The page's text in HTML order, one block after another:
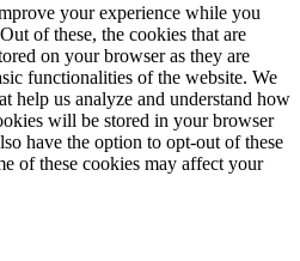
your experience while you
of these, the cookies that are
on your browser as they are
functionalities of the website. We
help us analyze and understand how
will be stored in your browser
have the option to opt-out of these
of these cookies may affect your